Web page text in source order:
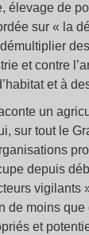
élevage de
sur « la
et contre
et à
un
sur tout le
depuis
vigilants
de moins
et